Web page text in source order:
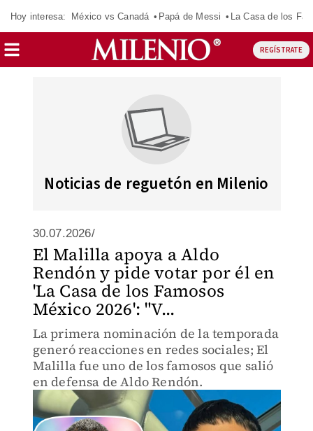
Hoy interesa: México vs Canadá Papá de Messi La Casa de los
REGÍSTRATE
Noticias de reguetón en Milenio
30.07.2026/
El Malilla apoya a Aldo
Rendón y pide votar por él en
'La Casa de los Famosos
México 2026': "V...
La primera nominación de la temporada
generó reacciones en redes sociales; El
Malilla fue uno de los famosos que salió
en defensa de Aldo Rendón.